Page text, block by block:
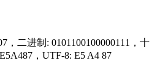
，二进制: 0101100100000111，十
，UTF-8: E5 A4 87